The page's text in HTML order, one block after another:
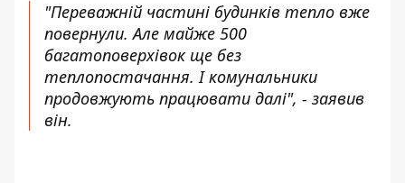
"Переважній частині будинків тепло вже
повернули. Але майже 500
багатоповерхівок ще без
теплопостачання. І комунальники
продовжують працювати далі", - заявив
він.